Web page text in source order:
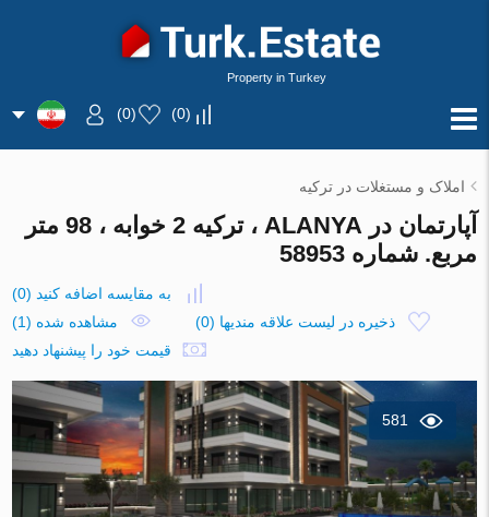
Property in Turkey
(
0
)
(
0
)
املاک و مستغلات در ترکیه
آپارتمان در ALANYA ، ترکیه 2 خوابه ، 98 متر
مربع. شماره 58953
به مقایسه اضافه کنید (
0
)
ذخیره در لیست علاقه مندیها (
0
)
مشاهده شده (1)
قیمت خود را پیشنهاد دهید
581